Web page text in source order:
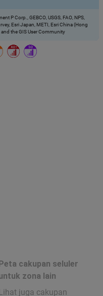
P Corp., GEBCO, USGS, FAO, NPS,
Esri Japan, METI, Esri China (Hong
the GIS User Community
Peta cakupan seluler
zona lain
Lihat juga cakupan